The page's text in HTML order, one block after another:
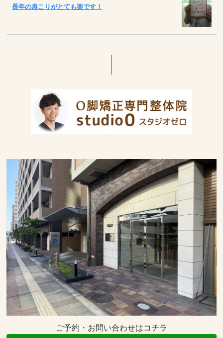
長年の肩こりがとても楽です！
ご予約・お問い合わせはコチラ